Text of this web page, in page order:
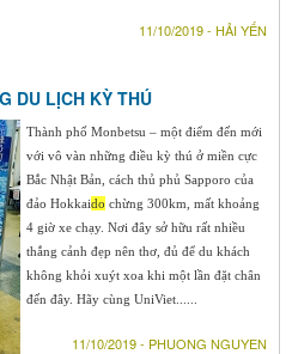
11/10/2019 - HẢI YẾN
DU LỊCH KỲ THÚ
Thành phố Monbetsu – một điểm đến mới
với vô vàn những điều kỳ thú ở miền cực
Bắc Nhật Bản, cách thủ phủ Sapporo của
đảo Hokkaido chừng 300km, mất khoảng
4 giờ xe chạy. Nơi đây sở hữu rất nhiều
thắng cảnh đẹp nên thơ, đủ để du khách
không khỏi xuýt xoa khi một lần đặt chân
đến đây. Hãy cùng UniViet......
11/10/2019 - PHUONG NGUYEN